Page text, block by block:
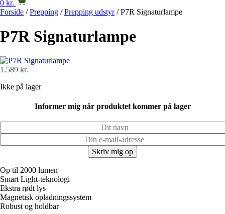
0 kr.
Forside /Prepping /Prepping udstyr/ P7R Signaturlampe
P7R Signaturlampe
1.589 kr.
Ikke på lager
Informer mig når produktet kommer på lager
Op til 2000 lumen
Smart Light-teknologi
Ekstra rødt lys
Magnetisk opladningssystem
Robust og holdbar